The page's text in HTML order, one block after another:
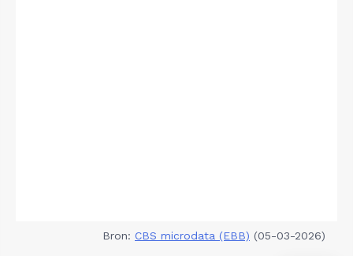
Bron: CBS microdata (EBB) (05-03-2026)